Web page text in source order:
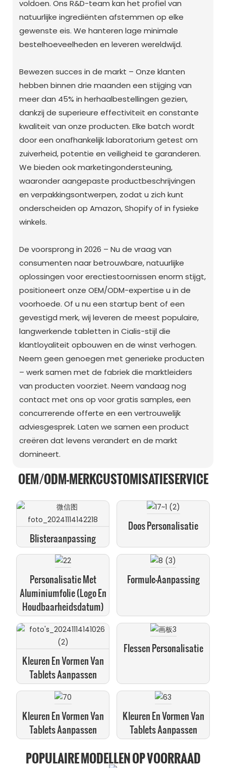
voldoen. Ons R&D-team kan het profiel van
natuurlijke ingrediënten afstemmen op elke
gewenste eis. We hanteren lage minimale
bestelhoeveelheden en leveren wereldwijd.
Bewezen succes in de markt – Onze klanten
hebben binnen drie maanden een stijging van
meer dan 45% in herhaalbestellingen gezien,
dankzij de superieure effectiviteit en constante
kwaliteit van onze producten. Elke batch wordt
door een onafhankelijk laboratorium getest om
zuiverheid, potentie en veiligheid te garanderen.
We bieden ook marketingondersteuning,
waaronder aangepaste productbeschrijvingen
en verpakkingsontwerpen, zodat u zich kunt
onderscheiden op Amazon, Shopify of in fysieke
winkels.
De voorsprong in 2026 – Nu de vraag van
consumenten naar betrouwbare, natuurlijke
oplossingen voor erectiestoornissen enorm stijgt,
positioneert onze OEM/ODM-expertise u in de
voorhoede. Of u nu een startup bent of een
gevestigd merk, wij leveren de meest populaire,
langwerkende tabletten in Cialis-stijl die
klantloyaliteit opbouwen en de winst verhogen.
Neem geen genoegen met generieke producten
– werk samen met de fabriek die marktleiders
van producten voorziet. Neem vandaag nog
contact met ons op voor gratis samples, een
concurrerende offerte en een vertrouwelijk
adviesgesprek. Laten we samen een product
creëren dat levens verandert en de markt
domineert.
OEM/ODM-MERKCUSTOMISATIESERVICE
Blisteraanpassing
Doos Personalisatie
Personalisatie Met
Aluminiumfolie (logo En
Houdbaarheidsdatum)
Formule-Aanpassing
Kleuren En Vormen Van
Tablets Aanpassen
Flessen Personalisatie
Kleuren En Vormen Van
Tablets Aanpassen
Kleuren En Vormen Van
Tablets Aanpassen
POPULAIRE MODELLEN OP VOORRAAD